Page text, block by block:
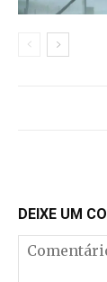
DEIXE UM